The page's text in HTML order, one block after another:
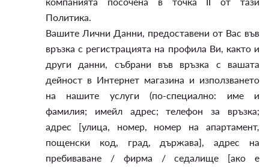
Политика.
Вашите Лични Данни, предоставени от Вас във
връзка с регистрацията на профила Ви, както и
други данни, събрани във връзка с вашата
дейност в Интернет магазина и използването
на нашите услуги (по-специално: име и
фамилия; имейл адрес; телефон за връзка;
адрес [улица, номер, номер на апартамент,
пощенски код, град, държава], адрес на
пребиваване / фирма / седалище [ако е